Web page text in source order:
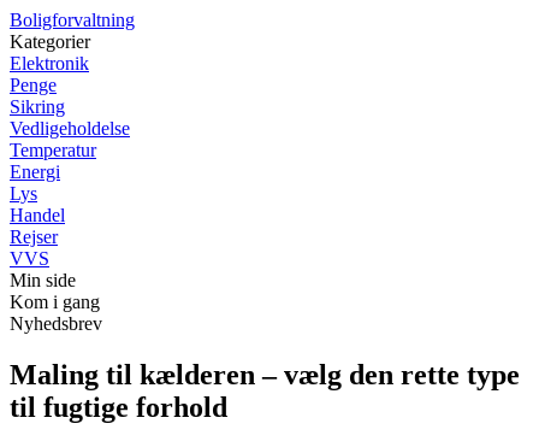
Boligforvaltning
Kategorier
Elektronik
Penge
Sikring
Vedligeholdelse
Temperatur
Energi
Lys
Handel
Rejser
VVS
Min side
Kom i gang
Nyhedsbrev
Maling til kælderen – vælg den rette type
til fugtige forhold